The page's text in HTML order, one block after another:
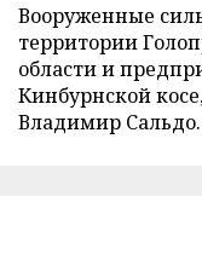
Вооруженные
территории
области и
Кинбурнской
Владимир Сальдо.